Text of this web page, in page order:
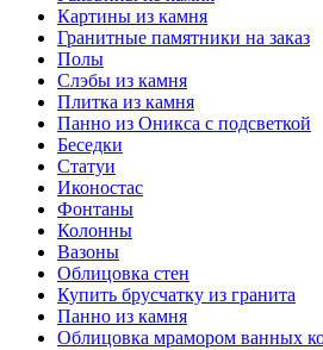
Картины из камня
Гранитные памятники на заказ
Полы
Слэбы из камня
Плитка из камня
Панно из Оникса с подсветкой
Беседки
Статуи
Иконостас
Фонтаны
Колонны
Вазоны
Облицовка стен
Купить брусчатку из гранита
Панно из камня
Облицовка мрамором ванных